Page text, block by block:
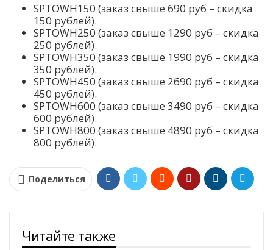
SPTOWH150 (заказ свыше 690 руб – скидка
150 рублей).
SPTOWH250 (заказ свыше 1290 руб – скидка
250 рублей).
SPTOWH350 (заказ свыше 1990 руб – скидка
350 рублей).
SPTOWH450 (заказ свыше 2690 руб – скидка
450 рублей).
SPTOWH600 (заказ свыше 3490 руб – скидка
600 рублей).
SPTOWH800 (заказ свыше 4890 руб – скидка
800 рублей).
Поделиться
Читайте также